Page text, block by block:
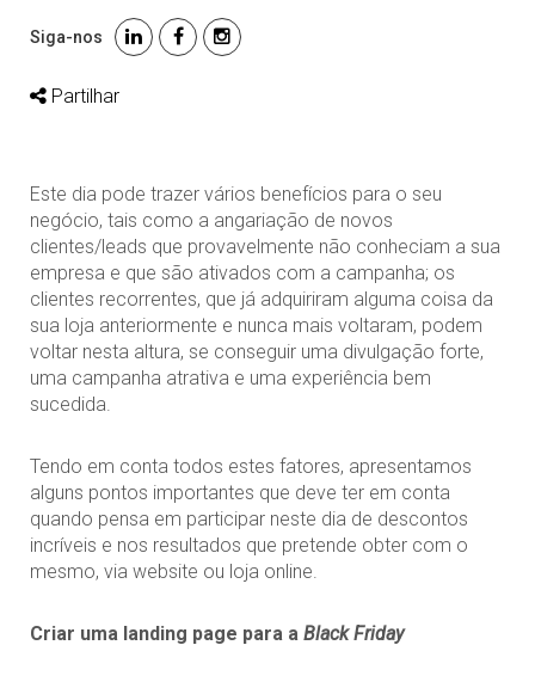
Siga-nos
Partilhar
Este dia pode trazer vários benefícios para o seu
negócio, tais como a angariação de novos
clientes/leads que provavelmente não conheciam a sua
empresa e que são ativados com a campanha; os
clientes recorrentes, que já adquiriram alguma coisa da
sua loja anteriormente e nunca mais voltaram, podem
voltar nesta altura, se conseguir uma divulgação forte,
uma campanha atrativa e uma experiência bem
sucedida.
Tendo em conta todos estes fatores, apresentamos
alguns pontos importantes que deve ter em conta
quando pensa em participar neste dia de descontos
incríveis e nos resultados que pretende obter com o
mesmo, via website ou loja online.
Criar uma landing page para a Black Friday